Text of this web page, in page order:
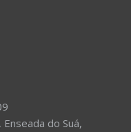
do Suá,